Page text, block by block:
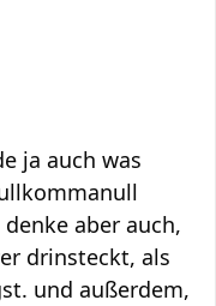
ja auch was
aber auch,
drinsteckt, als
und außerdem,